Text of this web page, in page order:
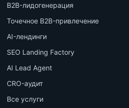
B2B-лидогенерация
Точечное B2B-привлечение
AI-лендинги
SEO Landing Factory
AI Lead Agent
CRO-аудит
Все услуги